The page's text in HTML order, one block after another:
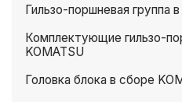
Гильзо-поршневая группа
Комплектующие гильзо-
KOMATSU
Головка блока в сборе